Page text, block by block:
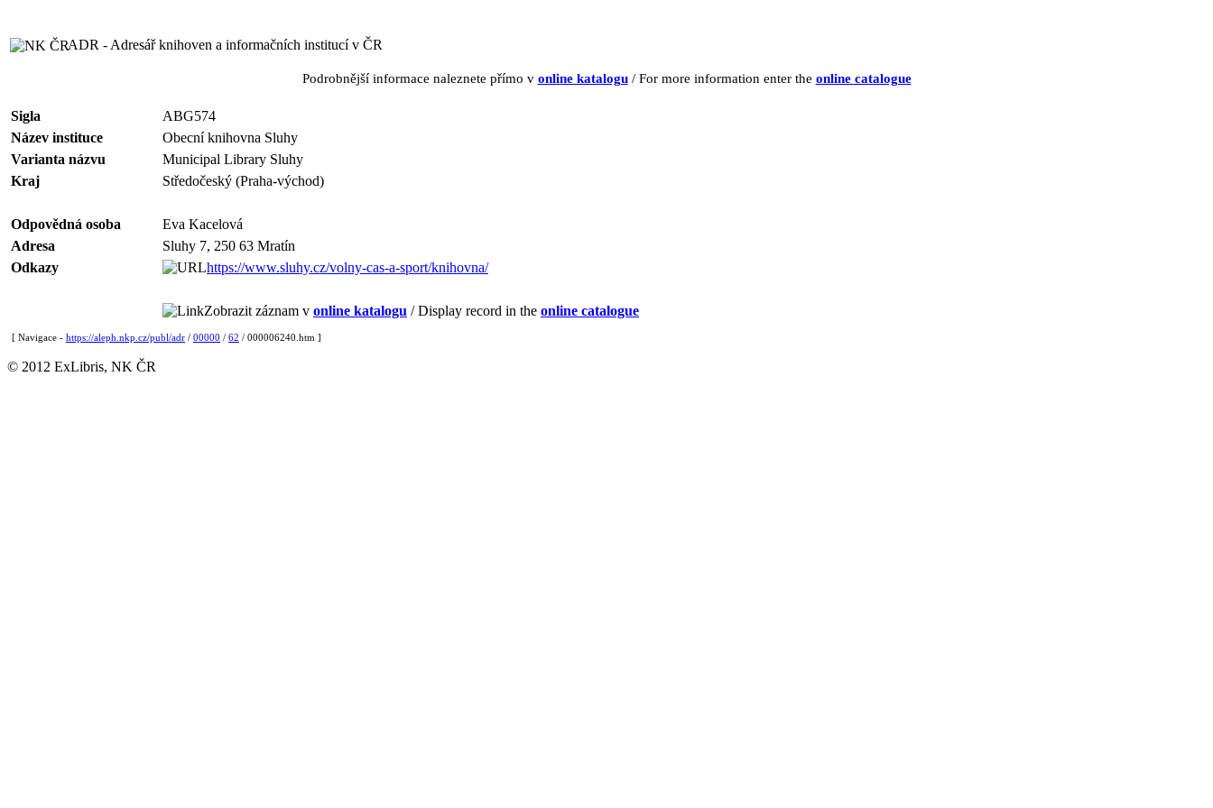
ADR - Adresář knihoven a informačních institucí v ČR
Podrobnější informace naleznete přímo v online katalogu/ For more information enter the online catalogue
Sigla
ABG574
Název instituce
Obecní knihovna Sluhy
Varianta názvu
Municipal Library Sluhy
Kraj
Středočeský (Praha-východ)
Odpovědná osoba
Eva Kacelová
Adresa
Sluhy 7, 250 63 Mratín
Odkazy
https://www.sluhy.cz/volny-cas-a-sport/knihovna/
Zobrazit záznam v online katalogu / Display record in the online catalogue
[ Navigace - https://aleph.nkp.cz/publ/adr / 00000 / 62 / 000006240.htm ]
© 2012 ExLibris, NK ČR